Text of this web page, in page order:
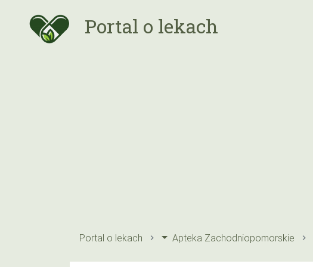
Portal o lekach
Portal o lekach Apteka Zachodniopomorskie